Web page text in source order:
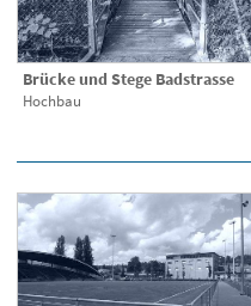
Brücke und Stege Badstrasse
Hochbau